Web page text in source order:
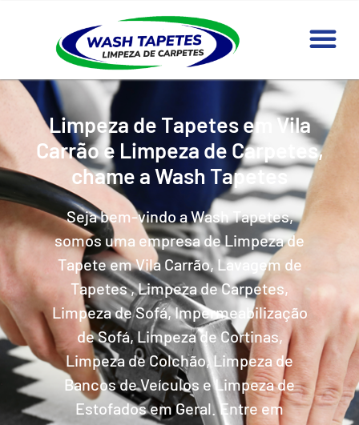
Limpeza de Tapetes em Vila
Carrão e Limpeza de Carpetes,
chame a Wash Tapetes
Seja bem-vindo a Wash Tapetes,
somos uma empresa de Limpeza de
Tapete em Vila Carrão, Lavagem de
Tapetes , Limpeza de Carpetes,
Limpeza de Sofá, Impermeabilização
de Sofá, Limpeza de Cortinas,
Limpeza de Colchão, Limpeza de
Bancos de Veículos e Limpeza de
Estofados em Geral. Entre em